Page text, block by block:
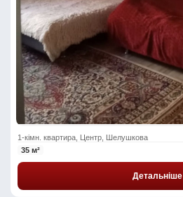
1-кімн. квартира, Центр, Шелушкова
35 м²
Детальніше